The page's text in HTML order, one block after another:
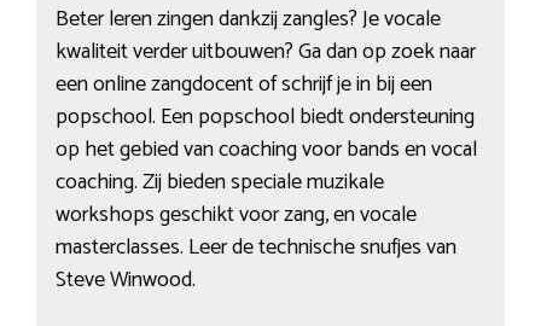
Beter leren zingen dankzij zangles? Je vocale
kwaliteit verder uitbouwen? Ga dan op zoek naar
een online zangdocent of schrijf je in bij een
popschool. Een popschool biedt ondersteuning
op het gebied van coaching voor bands en vocal
coaching. Zij bieden speciale muzikale
workshops geschikt voor zang, en vocale
masterclasses. Leer de technische snufjes van
Steve Winwood.